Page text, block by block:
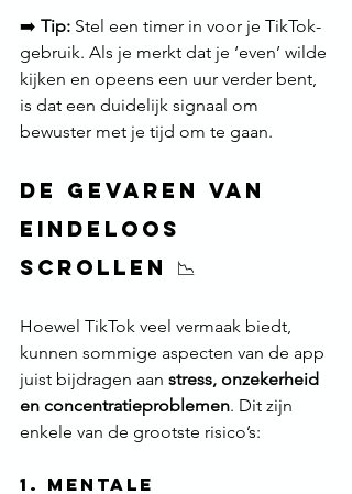
➡️ Tip: Stel een timer in voor je TikTok-
gebruik. Als je merkt dat je ‘even’ wilde
kijken en opeens een uur verder bent,
is dat een duidelijk signaal om
bewuster met je tijd om te gaan.
De gevaren van
eindeloos
scrollen 📉
Hoewel TikTok veel vermaak biedt,
kunnen sommige aspecten van de app
juist bijdragen aan stress, onzekerheid
en concentratieproblemen. Dit zijn
enkele van de grootste risico’s:
1. Mentale